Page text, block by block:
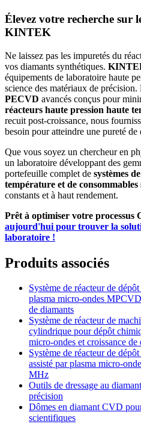
Élevez votre recherche sur
KINTEK
Ne laissez pas les impuretés du
vos diamants synthétiques.
équipements de laboratoire haute
science des matériaux de précision.
PECVD avancés conçus pour
réacteurs haute pression haute
recuit post-croissance, nous
besoin pour atteindre une pureté de
Que vous soyez un chercheur en
un laboratoire développant des
portefeuille complet de systèmes
température et de consommables
constants et à haut rendement.
Prêt à optimiser votre processus
aujourd'hui pour trouver la
laboratoire !
Produits associés
Système de réacteur de
plasma micro-ondes
de diamants
Système de réacteur de
cylindrique pour dépôt
micro-ondes et croissance
Système de réacteur de
assisté par plasma micro-
MHz
Outils de dressage au
précision
Dômes en diamant CVD
scientifiques